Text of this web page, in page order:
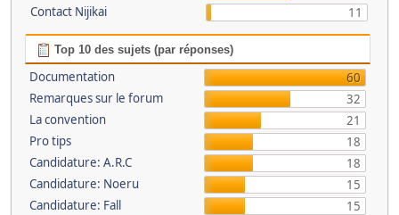
Contact Nijikai
11
Top 10 des sujets (par réponses)
Documentation
60
Remarques sur le forum
32
La convention
21
Pro tips
18
Candidature: A.R.C
18
Candidature: Noeru
15
Candidature: Fall
15